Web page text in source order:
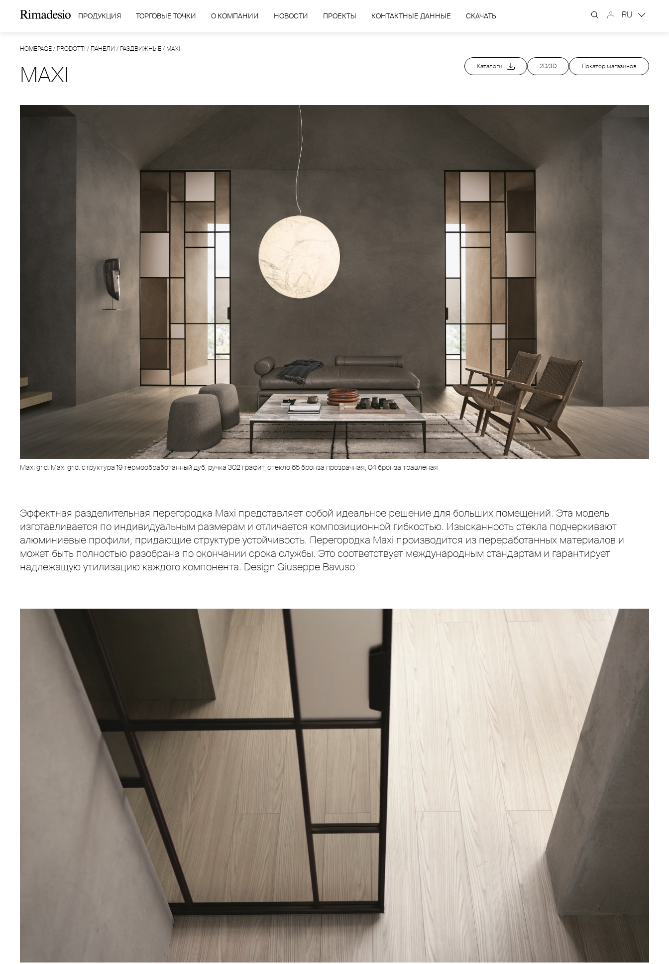
ПРОДУКЦИЯ ТОРГОВЫЕ ТОЧКИ О КОМПАНИИ НОВОСТИ ПРОЕКТЫ КОНТАКТНЫЕ ДАННЫЕ СКАЧАТЬ RU
HOMEPAGE/ PRODOTTI / ПАНЕЛИ / РАЗДВИЖНЫЕ/ MAXI
MAXI Каталоги 2D/3D Локатор магазинов
Maxi grid. Maxi grid. структура 19 термообработанный дуб, ручка 302 графит, стекло 65 бронза прозрачная, 04 бронза травленая
Эффектная разделительная перегородка Maxi представляет собой идеальное решение для больших помещений. Эта модель
изготавливается по индивидуальным размерам и отличается композиционной гибкостью. Изысканность стекла подчеркивают
алюминиевые профили, придающие структуре устойчивость. Перегородка Maxi производится из переработанных материалов и
может быть полностью разобрана по окончании срока службы. Это соответствует международным стандартам и гарантирует
надлежащую утилизацию каждого компонента. Design Giuseppe Bavuso